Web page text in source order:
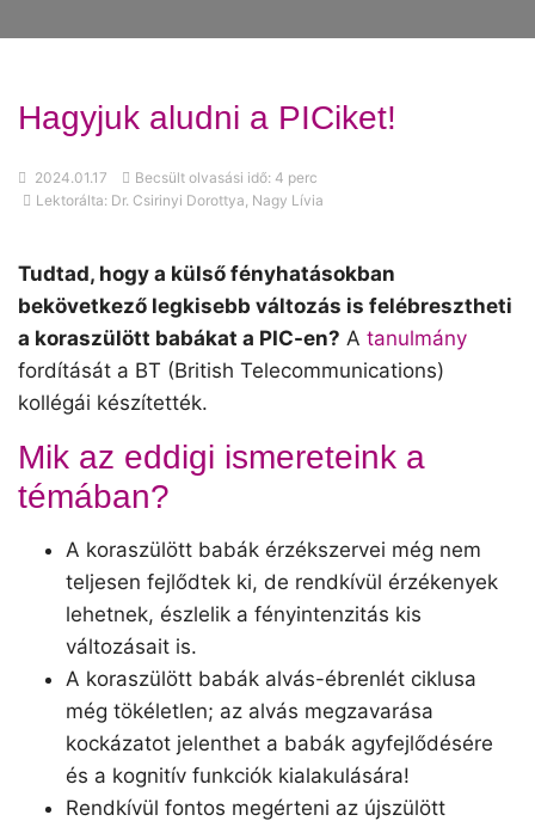
Hagyjuk aludni a PICiket!
2024.01.17
Becsült olvasási idő: 4 perc
Lektorálta: Dr. Csirinyi Dorottya, Nagy Lívia
Tudtad, hogy a külső fényhatásokban
bekövetkező legkisebb változás is felébresztheti
a koraszülött babákat a PIC-en? A tanulmány
fordítását a BT (British Telecommunications)
kollégái készítették.
Mik az eddigi ismereteink a
témában?
A koraszülött babák érzékszervei még nem
teljesen fejlődtek ki, de rendkívül érzékenyek
lehetnek, észlelik a fényintenzitás kis
változásait is.
A koraszülött babák alvás-ébrenlét ciklusa
még tökéletlen; az alvás megzavarása
kockázatot jelenthet a babák agyfejlődésére
és a kognitív funkciók kialakulására!
Rendkívül fontos megérteni az újszülött